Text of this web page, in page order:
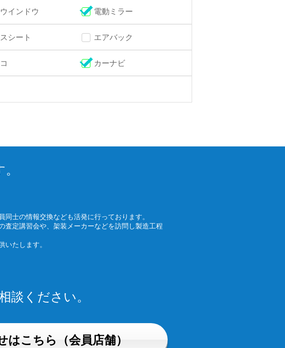
インドウ 電動ミラー
シート エアバック
カーナビ
士の情報交換なども活発に行っております。
査定講習会や、架装メーカーなどを訪問し製造工程
たします。
談ください。
こちら（会員店舗）